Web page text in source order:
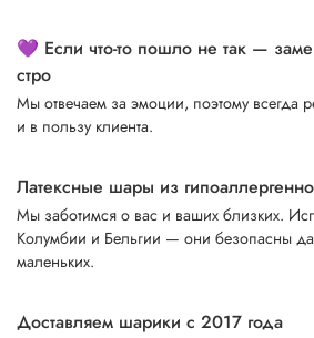
💜 Если что-то пошло не так —
стро
Мы отвечаем за эмоции, поэтому всегда
и в пользу клиента.
Латексные шары из
Мы заботимся о вас и ваших близких.
Колумбии и Бельгии — они безопасны
маленьких.
Доставляем шарики с 2017 года